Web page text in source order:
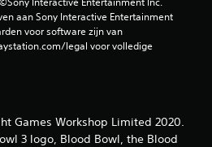
aan Sony Interactive Entertainment
voor software zijn van
legal voor volledige
Games Workshop Limited 2020.
3 logo, Blood Bowl, the Blood